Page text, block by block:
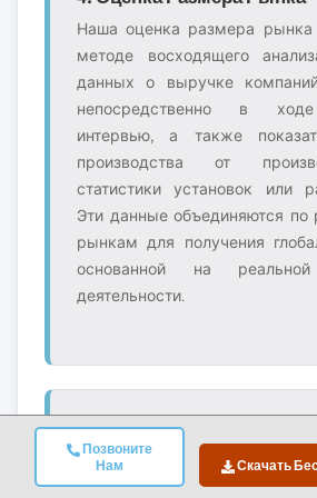
Позвоните
Нам
Скачать
Наша оценка размера рынка
методе восходящего
данных о выручке
непосредственно в
интервью, а также
производства от
статистики установок или
Эти данные объединяются по
рынкам для получения
основанной на реальной
деятельности.
5. Модель Прогноза И
Допущения